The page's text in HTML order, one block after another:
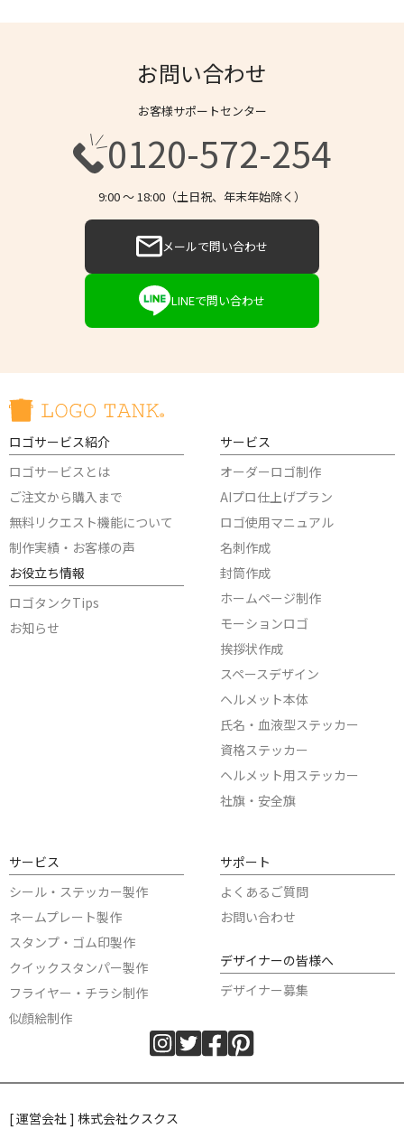
お問い合わせ
お客様サポートセンター
0120-572-254
9:00 〜 18:00（土日祝、年末年始除く）
メールで問い合わせ
LINEで問い合わせ
ロゴサービス紹介
ロゴサービスとは
ご注文から購入まで
無料リクエスト機能について
制作実績・お客様の声
お役立ち情報
ロゴタンクTips
お知らせ
サービス
オーダーロゴ制作
AIプロ仕上げプラン
ロゴ使用マニュアル
名刺作成
封筒作成
ホームページ制作
モーションロゴ
挨拶状作成
スペースデザイン
ヘルメット本体
氏名・血液型ステッカー
資格ステッカー
ヘルメット用ステッカー
社旗・安全旗
サービス
シール・ステッカー製作
ネームプレート製作
スタンプ・ゴム印製作
クイックスタンパー製作
フライヤー・チラシ制作
似顔絵制作
サポート
よくあるご質問
お問い合わせ
デザイナーの皆様へ
デザイナー募集
[ 運営会社 ] 株式会社クスクス